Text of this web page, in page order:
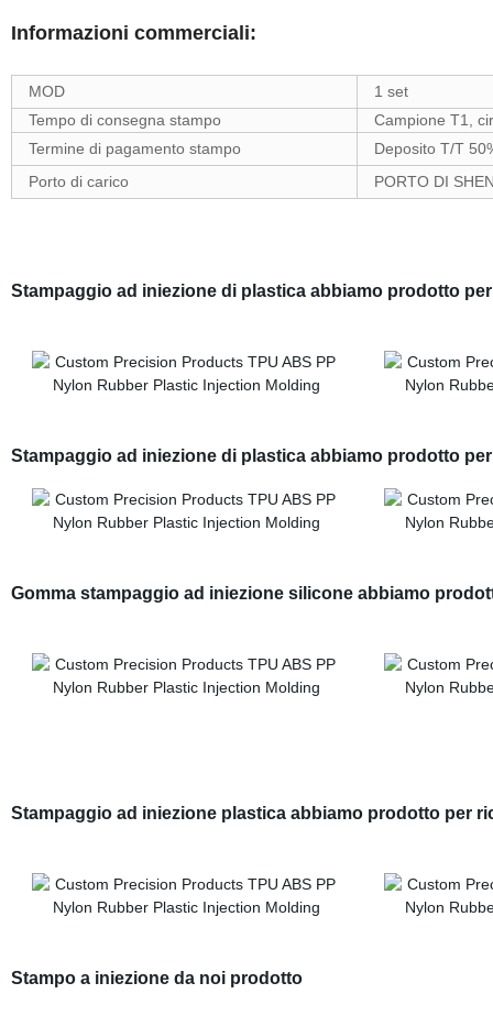
Informazioni commerciali:
MOD
1 set
Tempo di consegna stampo
Campione T1,
Termine di pagamento stampo
Deposito T/T
Porto di carico
PORTO DI
Stampaggio ad iniezione di plastica abbiamo prodotto
Stampaggio ad iniezione di plastica abbiamo prodotto
Gomma stampaggio ad iniezione silicone abbiamo
Stampaggio ad iniezione plastica abbiamo prodotto per
Stampo a iniezione da noi prodotto